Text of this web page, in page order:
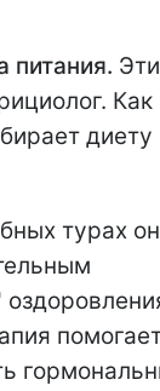
питания.
Как
диету
турах он